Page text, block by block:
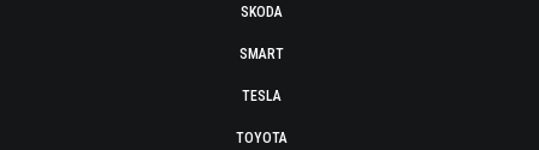
SKODA
SMART
TESLA
TOYOTA